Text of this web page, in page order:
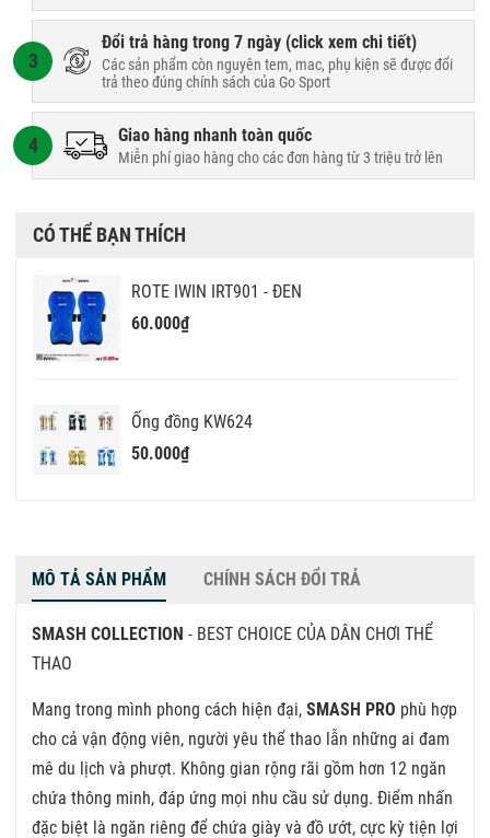
3
Đổi trả hàng trong 7 ngày (click xem chi tiết)
Các sản phẩm còn nguyên tem, mac, phụ kiện sẽ được đổi
trả theo đúng chính sách của Go Sport
4 Giao hàng nhanh toàn quốc
Miễn phí giao hàng cho các đơn hàng từ 3 triệu trở lên
CÓ THỂ BẠN THÍCH
ROTE IWIN IRT901 - ĐEN
60.000₫
Ống đồng KW624
50.000₫
MÔ TẢ SẢN PHẨM CHÍNH SÁCH ĐỔI TRẢ
SMASH COLLECTION - BEST CHOICE CỦA DÂN CHƠI THỂ
THAO
Mang trong mình phong cách hiện đại, SMASH PRO phù hợp
cho cả vận động viên, người yêu thể thao lẫn những ai đam
mê du lịch và phượt. Không gian rộng rãi gồm hơn 12 ngăn
chứa thông minh, đáp ứng mọi nhu cầu sử dụng. Điểm nhấn
đặc biệt là ngăn riêng để chứa giày và đồ ướt, cực kỳ tiện lợi